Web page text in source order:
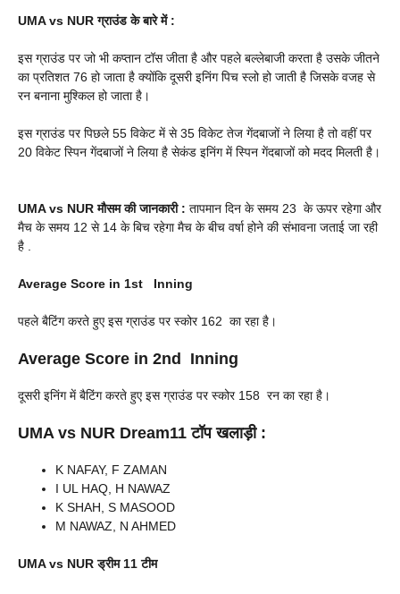
UMA vs NURग्राउंड के बारे में :
इस ग्राउंड पर जो भी कप्तान टॉस जीता है और पहले बल्लेबाजी करता है उसके जीतने
का प्रतिशत 76 हो जाता है क्योंकि दूसरी इनिंग पिच स्लो हो जाती है जिसके वजह से
रन बनाना मुश्किल हो जाता है।
इस ग्राउंड पर पिछले 55 विकेट में से 35 विकेट तेज गेंदबाजों ने लिया है तो वहीं पर
20 विकेट स्पिन गेंदबाजों ने लिया है सेकंड इनिंग में स्पिन गेंदबाजों को मदद मिलती है।
UMA vs NURमौसम की जानकारी : तापमान दिन के समय 23 के ऊपर रहेगा और
मैच के समय 12 से 14 के बिच रहेगा मैच के बीच वर्षा होने की संभावना जताई जा रही
है .
Average Score in 1st Inning
पहले बैटिंग करते हुए इस ग्राउंड पर स्कोर 162 का रहा है।
Average Score in 2nd Inning
दूसरी इनिंग में बैटिंग करते हुए इस ग्राउंड पर स्कोर 158 रन का रहा है।
UMA vs NUR Dream11 टॉप खलाड़ी :
K NAFAY, F ZAMAN
I UL HAQ, H NAWAZ
K SHAH, S MASOOD
M NAWAZ, N AHMED
UMA vs NURड्रीम 11 टीम